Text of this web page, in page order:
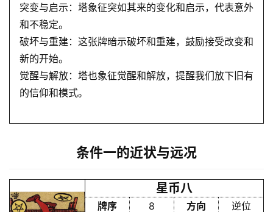
突变与启示：塔象征突如其来的变化和启示，代表意外
和不稳定。
破坏与重建：这张牌暗示破坏和重建，鼓励接受改变和
新的开始。
觉醒与解放：塔也象征觉醒和解放，提醒我们放下旧有
的信仰和模式。
条件一的近状与远况
星币八
牌序 8 方向 逆位